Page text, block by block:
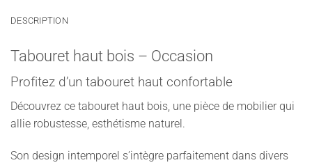
DESCRIPTION
Tabouret haut bois – Occasion
Profitez d’un tabouret haut confortable
Découvrez ce tabouret haut bois, une pièce de mobilier qui
allie robustesse, esthétisme naturel.
Son design intemporel s’intègre parfaitement dans divers